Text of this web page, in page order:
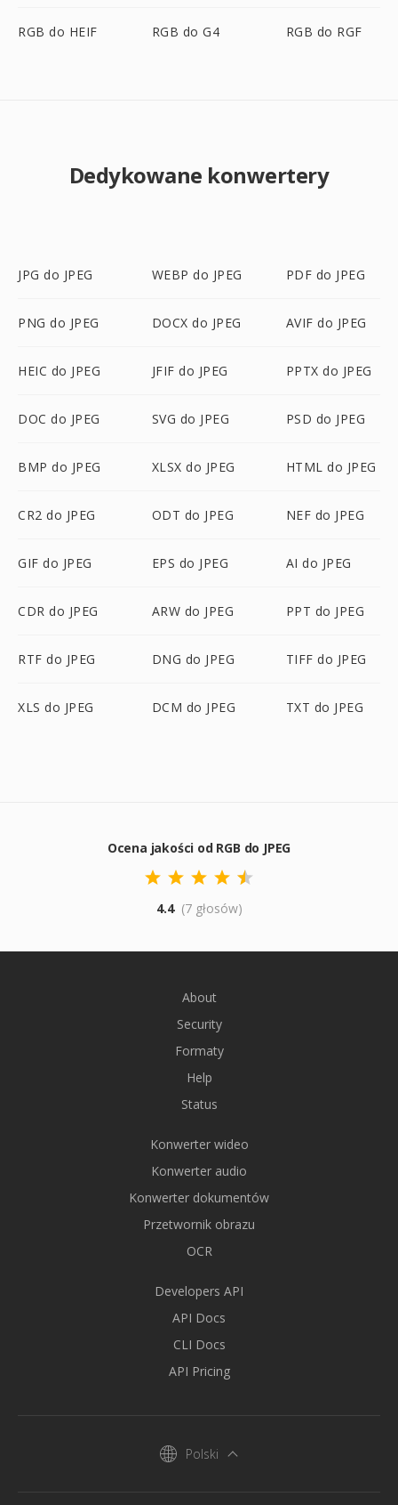
RGB do HEIF RGB do G4 RGB do RGF
Dedykowane konwertery
JPG do JPEG WEBP do JPEG PDF do JPEG
PNG do JPEG DOCX do JPEG AVIF do JPEG
HEIC do JPEG JFIF do JPEG PPTX do JPEG
DOC do JPEG SVG do JPEG PSD do JPEG
BMP do JPEG XLSX do JPEG HTML do JPEG
CR2 do JPEG ODT do JPEG NEF do JPEG
GIF do JPEG EPS do JPEG AI do JPEG
CDR do JPEG ARW do JPEG PPT do JPEG
RTF do JPEG DNG do JPEG TIFF do JPEG
XLS do JPEG DCM do JPEG TXT do JPEG
Ocena jakości od RGB do JPEG
4.4 (7 głosów)
About
Security
Formaty
Help
Status
Konwerter wideo
Konwerter audio
Konwerter dokumentów
Przetwornik obrazu
OCR
Developers API
API Docs
CLI Docs
API Pricing
Polski